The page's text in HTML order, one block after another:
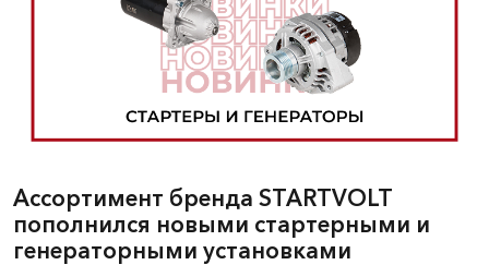
Ассортимент бренда STARTVOLT
пополнился новыми стартерными и
генераторными установками